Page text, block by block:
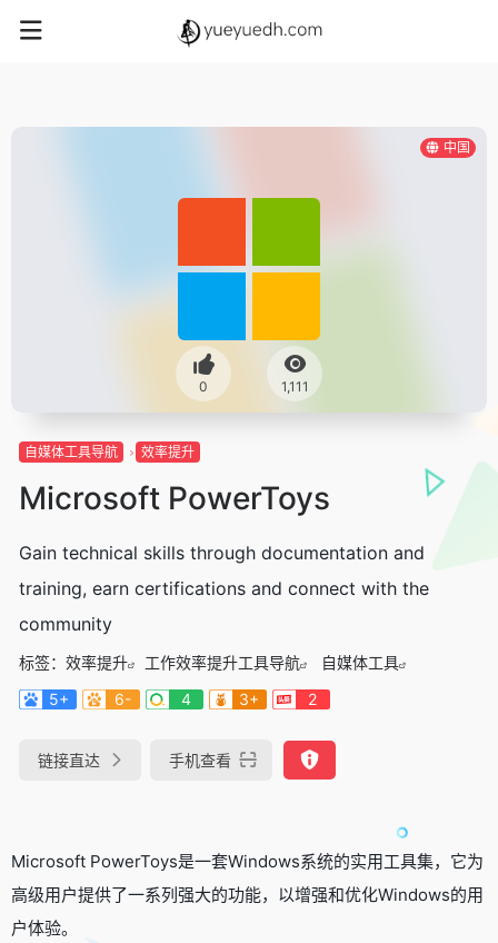
中国
0 1,111
自媒体工具导航 效率提升
Microsoft PowerToys
Gain technical skills through documentation and
training, earn certifications and connect with the
community
标签： 效率提升 工作效率提升工具导航
自媒体工具
5+
6- 4 3+ 2
链接直达 手机查看
Microsoft PowerToys是一套Windows系统的实用工具集，它为
高级用户提供了一系列强大的功能，以增强和优化Windows的用
户体验。